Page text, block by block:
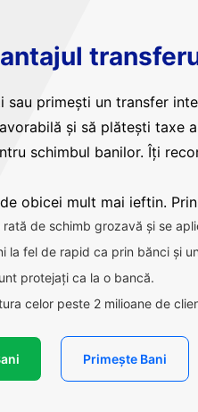
sau primești un transfer
și să plătești taxe
schimbul banilor. Îți
obicei mult mai ieftin.
rată de schimb grozavă și se
la fel de rapid ca prin bănci și
protejați ca la o bancă.
celor peste 2 milioane de
Primește Bani